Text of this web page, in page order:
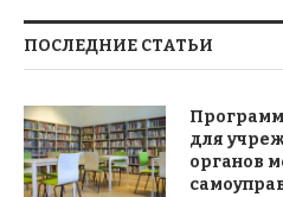
ПОСЛЕДНИЕ СТАТЬИ
для
органов